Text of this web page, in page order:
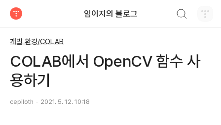
임이지의 블로그
개발 환경/COLAB
COLAB에서 OpenCV 함수 사
용하기
cepiloth 2021. 5. 12. 10:18